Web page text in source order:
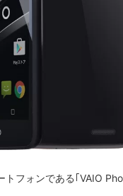
トフォンである｢VAIO